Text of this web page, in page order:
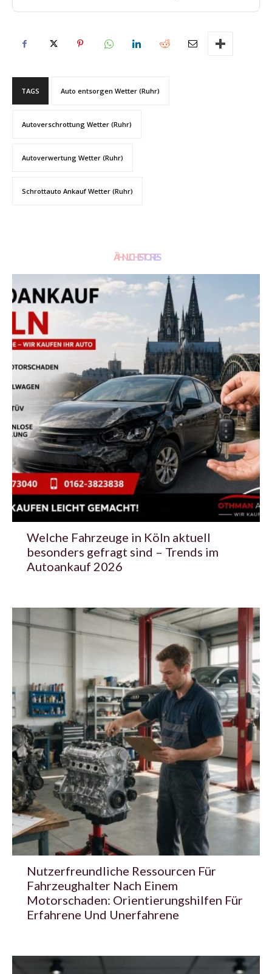
TAGS Auto entsorgen Wetter (Ruhr)
Autoverschrottung Wetter (Ruhr)
Autoverwertung Wetter (Ruhr)
Schrottauto Ankauf Wetter (Ruhr)
ÄHNLICHE STORIES
Welche Fahrzeuge in Köln aktuell
besonders gefragt sind – Trends im
Autoankauf 2026
Nutzerfreundliche Ressourcen Für
Fahrzeughalter Nach Einem
Motorschaden: Orientierungshilfen Für
Erfahrene Und Unerfahrene